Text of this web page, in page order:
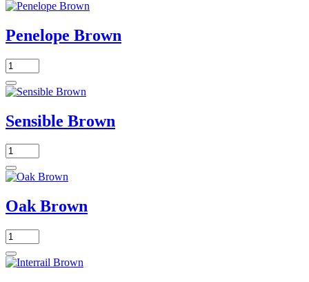
Penelope Brown
Sensible Brown
Oak Brown